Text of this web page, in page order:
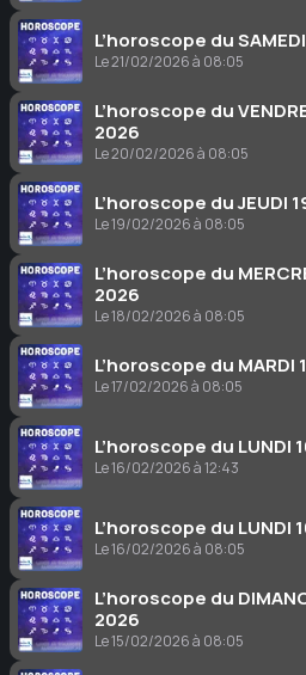
L’horoscope du
Le 21/02/2026 à 08:05
L’horoscope du
2026
Le 20/02/2026 à 08:05
L’horoscope du JEUDI
Le 19/02/2026 à 08:05
L’horoscope du
2026
Le 18/02/2026 à 08:05
L’horoscope du MARDI
Le 17/02/2026 à 08:05
L’horoscope du LUNDI
Le 16/02/2026 à 12:43
L’horoscope du LUNDI
Le 16/02/2026 à 08:05
L’horoscope du
2026
Le 15/02/2026 à 08:05